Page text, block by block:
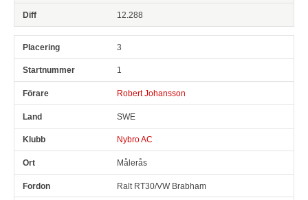
12.288
3
1
Robert Johansson
SWE
Nybro AC
Målerås
Ralt RT30/VW Brabham